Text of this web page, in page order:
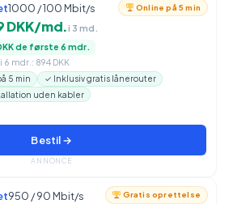
Online på 5 min
1000 / 100 Mbit/s
DKK/md.i 3 md.
de første 6 mdr.
6 mdr.: 894 DKK
5 min
✓ Inklusiv gratis lånerouter
uden kabler
Bestil →
ANNONCE
Gratis oprettelse
950 / 90 Mbit/s